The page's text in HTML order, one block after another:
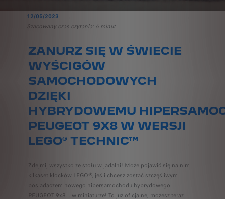
12/05/2023
Szacowany czas czytania: 6 minut
ZANURZ SIĘ W ŚWIECIE
WYŚCIGÓW
SAMOCHODOWYCH
DZIĘKI
HYBRYDOWEMU
PEUGEOT 9X8 W WERSJI
LEGO® TECHNIC™
Zdejmij wszystko ze stołu w jadalni! Może pojawić się na nim
kilkaset klocków LEGO®, jeśli chcesz zostać szczęśliwym
posiadaczem nowego hipersamochodu hybrydowego
PEUGEOT 9x8... w miniaturze! To już oficjalne, możesz teraz